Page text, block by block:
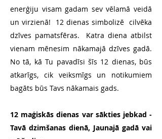
enerģiju visam gadam sev vēlamā veidā
un virzienā! 12 dienas simbolizē cilvēka
dzīves pamatsfēras. Katra diena atbilst
vienam mēnesim nākamajā dzīves gadā.
No tā, kā Tu pavadīsi šīs 12 dienas, būs
atkarīgs, cik veiksmīgs un notikumiem
bagāts būs Tavs nākamais gads.
12 maģiskās dienas var sākties jebkad -
Tavā dzimšanas dienā, Jaunajā gadā vai